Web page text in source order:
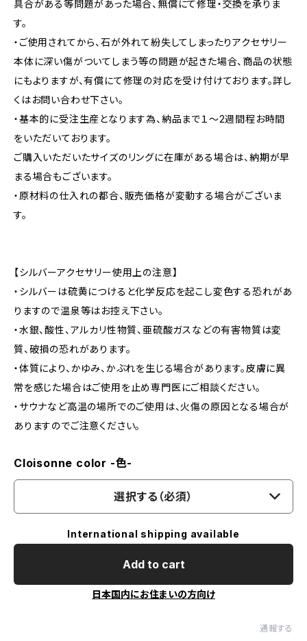
具合がある等問題があった場合、無償にて修理・交換を承りま
す。
・ご使用されてから、石が外れて紛失してしまったりアクセサリー
本体に深い傷がついてしまう等の問題が起きた場合、商品の状態
にもよりますが、有償にて修理の対応を受け付けております。詳し
くはお問い合わせ下さい。
・基本的に受注生産となります為、納品まで１～2週間程お時間
をいただいております。
ご購入いただいたサイズのリングに在庫がある場合は、納期が早
まる場合もございます。
・原材料の仕入れの都合、販売価格が変動する場合がございま
す。
【シルバーアクセサリー使用上の注意】
・シルバーは硫黄につけると化学反応を起こし変色する恐れがあ
りますので温泉等はお控え下さい。
・水銀、酸性、アルカリ性物質、亜硫酸ガスなどの有害物質は変
質、破損の恐れがあります。
・体質により、かゆみ、かぶれを生じる場合があります。皮膚に異
常を感じた場合はご使用を止め専門医にご相談ください。
・サウナなど高温の場所でのご使用は、火傷の原因となる場合が
ありますのでご注意ください。
Cloisonne color -色-
選択する（必須）
International shipping available
Add to cart
日本国内にお住まいの方向け
通報する